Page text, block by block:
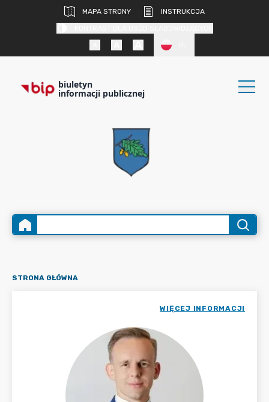
MAPA STRONY
INSTRUKCJA
biuletyn
informacji publicznej
STRONA GŁÓWNA
WIĘCEJ INFORMACJI